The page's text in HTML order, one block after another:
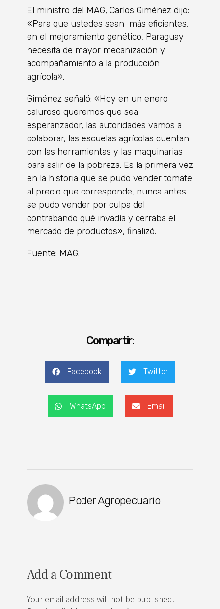
El ministro del MAG, Carlos Giménez dijo:
«Para que ustedes sean más eficientes,
en el mejoramiento genético, Paraguay
necesita de mayor mecanización y
acompañamiento a la producción
agrícola».
Giménez señaló: «Hoy en un enero
caluroso queremos que sea
esperanzador, las autoridades vamos a
colaborar, las escuelas agrícolas cuentan
con las herramientas y las maquinarias
para salir de la pobreza. Es la primera vez
en la historia que se pudo vender tomate
al precio que corresponde, nunca antes
se pudo vender por culpa del
contrabando qué invadía y cerraba el
mercado de productos», finalizó.
Fuente: MAG.
Compartir:
Facebook Twitter
WhatsApp Email
Poder Agropecuario
Add a Comment
Your email address will not be published.